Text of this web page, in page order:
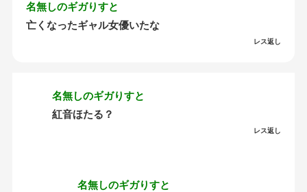
名無しのギガりすと
亡くなったギャル女優いたな
レス返し
名無しのギガりすと
紅音ほたる？
レス返し
名無しのギガりすと